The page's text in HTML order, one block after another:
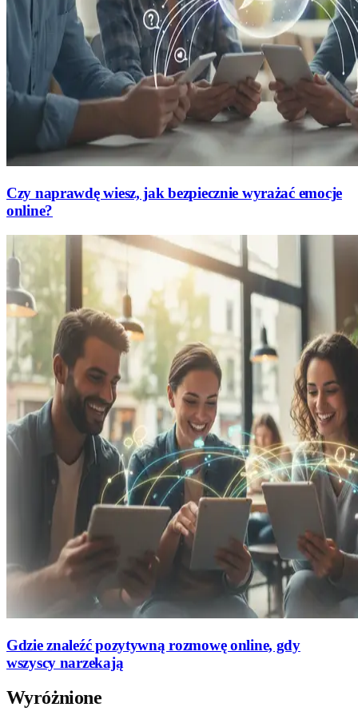
Czy naprawdę wiesz, jak bezpiecznie wyrażać emocje
online?
Gdzie znaleźć pozytywną rozmowę online, gdy
wszyscy narzekają
Wyróżnione